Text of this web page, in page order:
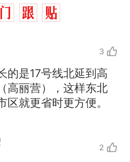
3
的是17号线北延到高
高丽营），这样东北
区就更省时更方便。
2